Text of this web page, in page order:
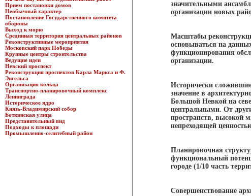
Прием постановки домов
Необычный характер
Постановление Государственного комитета
обороны
Выход к морю
Срединная территория центральных районов
Реконструктивные мероприятия
Московский парк Победы
Крупные центры строительства
Ведущие идеи
Невский проспект
Реконструкция проспектов Карла Маркса и Ф.
Энгельса
Организация кольца
Транспортно-планировочный комплекс
Ленинграда
Историческое ядро
Князь-Владимирский собор
Боткинская улица
Представительный вид
Подходы к площади
Промышленно-селитебный район
значительными
организации новых
Масштабы
основываться на
функционирования
организации.
Исторически
значение в
Большой Невкой на
центральными. От
пространств, высокой
непреходящей
Планировочная
функциональный
городе (1/10 часть
Совершенствование